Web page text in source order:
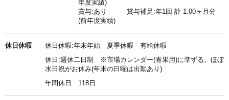
年度実績)
賞与:あり 賞与補足:年1回 計 1.00ヶ月分
(前年度実績)
休日休暇
休日休暇:年末年始 夏季休暇 有給休暇
休日:週休二日制 ※市場カレンダー(青果用)に準ずる。ほぼ
水日祝がお休み(年末の日曜は出勤あり)
年間休日 118日